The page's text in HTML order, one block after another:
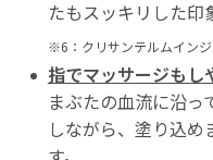
たもスッキリした印
※6：クリサンテルムイン
指でマッサージもし
まぶたの血流に沿
しながら、塗り込